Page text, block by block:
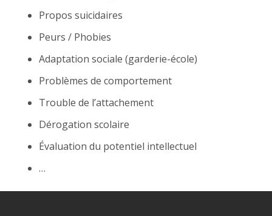
Propos suicidaires
Peurs / Phobies
Adaptation sociale (garderie-école)
Problèmes de comportement
Trouble de l’attachement
Dérogation scolaire
Évaluation du potentiel intellectuel
…